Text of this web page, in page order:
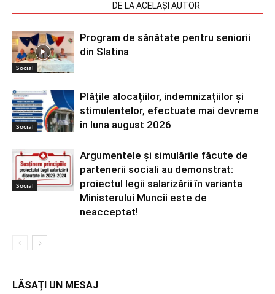
DE LA ACELAȘI AUTOR
Social
Program de sănătate pentru seniorii
din Slatina
Social
Plățile alocațiilor, indemnizațiilor și
stimulentelor, efectuate mai devreme
în luna august 2026
Social
Argumentele și simulările făcute de
partenerii sociali au demonstrat:
proiectul legii salarizării în varianta
Ministerului Muncii este de
neacceptat!
LĂSAȚI UN MESAJ